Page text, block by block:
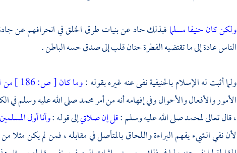
ولكن كان حنيفا مسلمافبذلك حاد عن بنيات طرق الخلق في انحرافهم عن
الناس عادة إلى ما تقتضيه الفطرة حنان قلب إلى صدق حسه الباطن .
ولما أثبت له الإسلام بالحنيفية نفى عنه غيره بقوله :وما كان[ص: من
الأمور والأفعال والأحوال وفي إفهامه أنه من أمرمحمدصلى الله عليه وسلم في
، قال تعالىلمحمدصلى الله عليه وسلم :قل إن صلاتيإلى قوله :وأنا أول المسلمين
لأن نفي الشيء يفهم البراءة واللحاق بالمتأصل في مقابله ، فمن لم يكن مثلا